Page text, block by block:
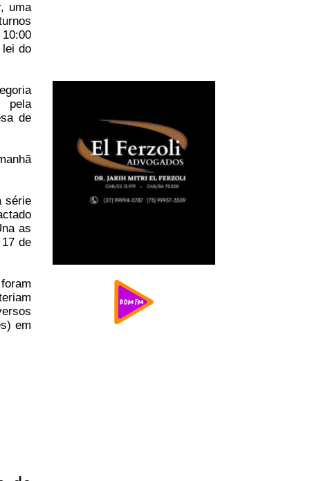
uma
lei do
pela
de
série
as
de
em